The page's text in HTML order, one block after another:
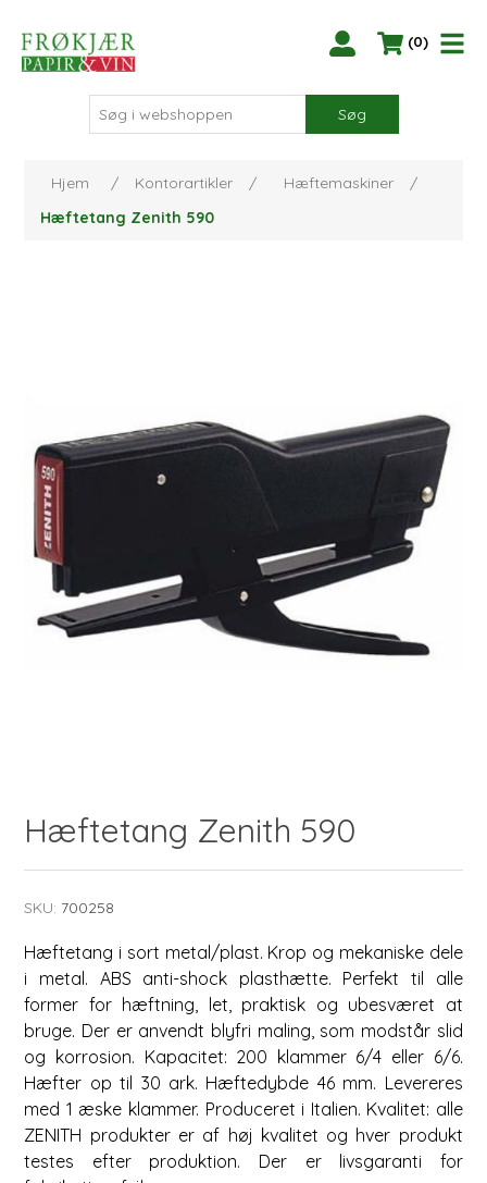
(0)
Søg
Hjem / Kontorartikler / Hæftemaskiner
/
Hæftetang Zenith 590
Hæftetang Zenith 590
SKU: 700258
Hæftetang i sort metal/plast. Krop og mekaniske dele
i metal. ABS anti-shock plasthætte. Perfekt til alle
former for hæftning, let, praktisk og ubesværet at
bruge. Der er anvendt blyfri maling, som modstår slid
og korrosion. Kapacitet: 200 klammer 6/4 eller 6/6.
Hæfter op til 30 ark. Hæftedybde 46 mm. Levereres
med 1 æske klammer. Produceret i Italien. Kvalitet: alle
ZENITH produkter er af høj kvalitet og hver produkt
testes efter produktion. Der er livsgaranti for